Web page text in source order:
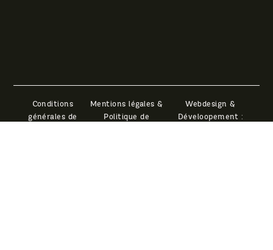
Conditions
générales de
Mentions légales &
Politique de